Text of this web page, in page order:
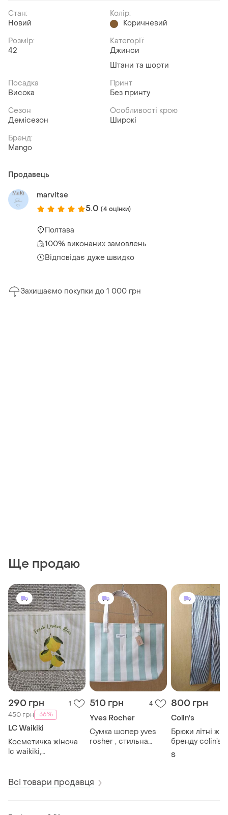
Стан:
Новий
Колір:
Коричневий
Розмір:
42
Категорії:
Джинси
Штани та шорти
Посадка
Висока
Принт
Без принту
Сезон
Демісезон
Особливості крою
Широкі
Бренд:
Mango
Продавець
marvitse
5.0 (4 оцінки)
Полтава
100% виконаних замовлень
Відповідає дуже швидко
Захищаємо покупки до 1 000 грн
Ще продаю
290 грн 1
450 грн -36%
LC Waikiki
Косметичка жіноча
lc waikiki,
510 грн 4
Yves Rocher
Сумка шопер yves
rosher , стильна
800 грн
Colin's
Брюки літні
бренду colin’s
S
Всі товари продавця